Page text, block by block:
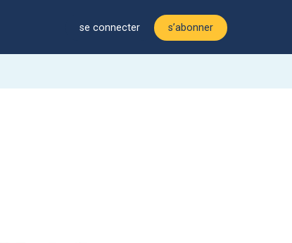
se connecter s’abonner